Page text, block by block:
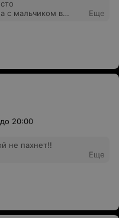
с мальчиком в
вырастит и
смотреть.Я
никто и не когда
Еще
до 20:00
не пахнет!!
Еще